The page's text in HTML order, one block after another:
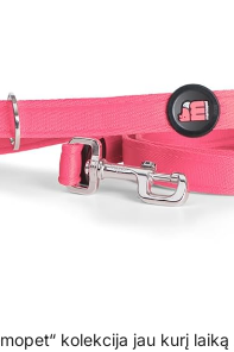
kolekcija jau kurį